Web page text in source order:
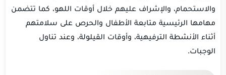
والاستحمام، والإشراف عليهم خلال أوقات اللهو، كما تتضمن
مهامها الرئيسية متابعة الأطفال والحرص على سلامتهم
أثناء الأنشطة الترفيهية، وأوقات القيلولة، وعند تناول
الوجبات.